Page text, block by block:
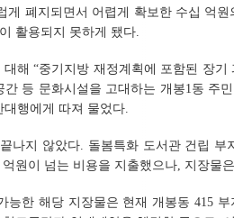
게 폐지되면서 어렵게 확보한 수십 억원
활용되지 못하게 됐다.
해 “중기지방 재정계획에 포함된 장
간 등 문화시설을 고대하는 개봉1동 주
대행에게 따져 물었다.
나지 않았다. 돌봄특화 도서관 건립
원이 넘는 비용을 지출했으나, 지장물
능한 해당 지장물은 현재 개봉동 415